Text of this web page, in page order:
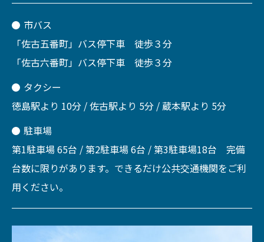
市バス
「佐古五番町」バス停下車 徒歩３分
「佐古六番町」バス停下車 徒歩３分
タクシー
徳島駅より 10分 / 佐古駅より 5分 / 蔵本駅より 5分
駐車場
第1駐車場 65台 / 第2駐車場 6台 / 第3駐車場18台 完備
台数に限りがあります。できるだけ公共交通機関をご利
用ください。